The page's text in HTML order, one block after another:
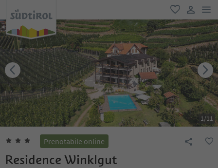
favoriti
user link
1/11
Prenotabile online
Residence Winklgut